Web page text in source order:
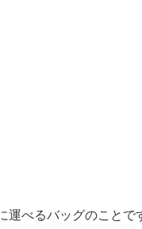
べるバッグのことで